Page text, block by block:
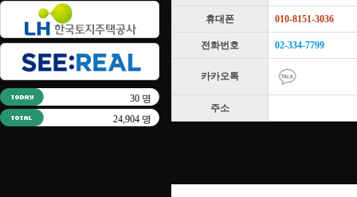
30 명
24,904 명
휴대폰 010-8151-3036
전화번호 02-334-7799
카카오톡
주소